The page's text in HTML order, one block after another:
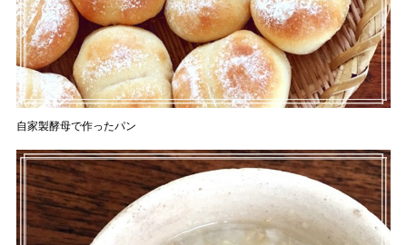
自家製酵母で作ったパン